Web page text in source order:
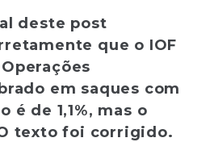
deste post
que o IOF
em saques com
é de 1,1%, mas o
texto foi corrigido.